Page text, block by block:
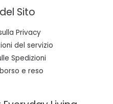
Sito
Privacy
del servizio
Spedizioni
e reso